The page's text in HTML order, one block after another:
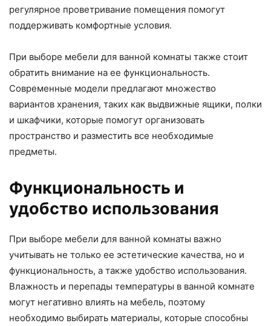
регулярное проветривание помещения помогут
поддерживать комфортные условия.
При выборе мебели для ванной комнаты также стоит
обратить внимание на ее функциональность.
Современные модели предлагают множество
вариантов хранения, таких как выдвижные ящики, полки
и шкафчики, которые помогут организовать
пространство и разместить все необходимые
предметы.
Функциональность и
удобство использования
При выборе мебели для ванной комнаты важно
учитывать не только ее эстетические качества, но и
функциональность, а также удобство использования.
Влажность и перепады температуры в ванной комнате
могут негативно влиять на мебель, поэтому
необходимо выбирать материалы, которые способны